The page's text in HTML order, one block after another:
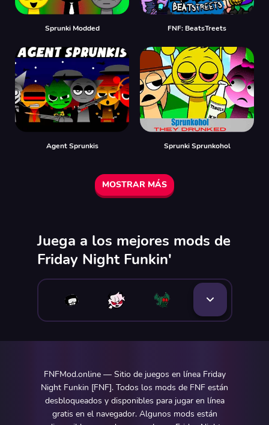
Sprunki Modded FNF: BeatsTreets
Agent Sprunkis Sprunki Sprunkohol
MOSTRAR MÁS
Juega a los mejores mods de
Friday Night Funkin'
FNFMod.online — Sitio de juegos en línea Friday
Night Funkin [FNF]. Todos los mods de FNF están
desbloqueados y disponibles para jugar en línea
gratis en el navegador. Algunos mods están